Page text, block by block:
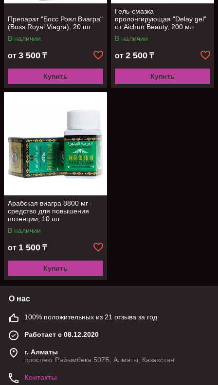
Препарат "Босс Роял Виагра"
(Boss Royal Viagra), 20 шт
В наличии
от 3 500 ₸
Купить
Гель-смазка
пролонгирующая "Delay gel"
от Aichun Beauty, 200 мл
В наличии
от 2 500 ₸
Купить
Арабская виагра 8800 мг -
средство для повышения
потенции, 10 шт
В наличии
от 1 500 ₸
Купить
О нас
100% положительных из 21 отзыва за год
Работает с 08.12.2020
г. Алматы
проспект Райымбека 507Б, Алматы, Казахстан
Контакты